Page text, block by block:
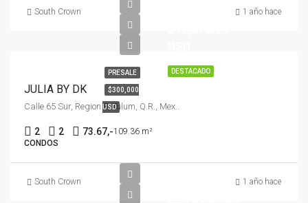
South Crown 1 año hace
DESTACADO
PRESALE
$300,000
USD
JULIA BY DK
Calle 65 Sur, Region 8, Tulum, Q.R., Mex..
2 2 73.67,-109.36 m²
CONDOS
South Crown 1 año hace